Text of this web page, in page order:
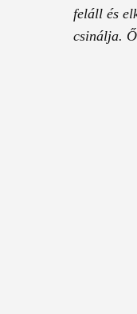
feláll és
csinálja.